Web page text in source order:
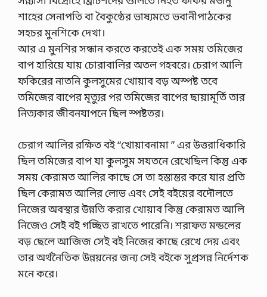
শাহের সেনাপতি বা বৈকুন্ঠের ভাষ্যমতে ভবানীপাঠকের
সহচর মুনশিকে দেখা।
আর এ মুনশির সন্ধান করতে করতেই এক সময় তমিজের
বাপ হারিয়ে যায় চোরাবালির অতল গহবরে। চেরাগ আলি
ফকিরের নাতনি কুলসুমের খোয়াব বড় অস্পষ্ট তবে
তমিজের বাপের মৃত্যুর পর তমিজের বাপের ছায়ামূর্তি তার
নিত্যকার জীবনযাপনে ছিল স্পষ্টতর।
চেরাগ আলির রক্ষিত বই “খোয়াবনামা ” এর উত্তরাধিকারি
ছিল তমিজের বাপ যা কুলসুম সযতনে রেখেছিল কিন্তু এক
সময় কেরামত আলির কাছে সে তা হস্তান্তর করে যার প্রতি
ছিল কেরামত আলির লোভ এবং সেই বইয়ের বদৌলতে
নিজের অবস্থার উন্নতি করার খোয়াব কিন্তু কেরামত আলি
নিজেও সেই বই গচ্ছিত রাখতে পারেনি। শরাফত মন্ডলের
বড় ছেলে আজিজ সেই বই নিজের কাছে রেখে দেয় এবং
তার অর্থনৈতিক উন্নয়নের জন্য সেই বইকে সুপ্রসন্ন নির্দেশক
মনে করে।